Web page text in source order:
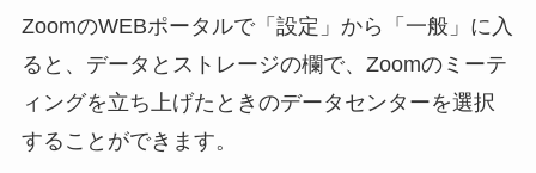
ZoomのWEBポータルで「設定」から「一般」に入
ると、データとストレージの欄で、Zoomのミーテ
ィングを立ち上げたときのデータセンターを選択
することができます。